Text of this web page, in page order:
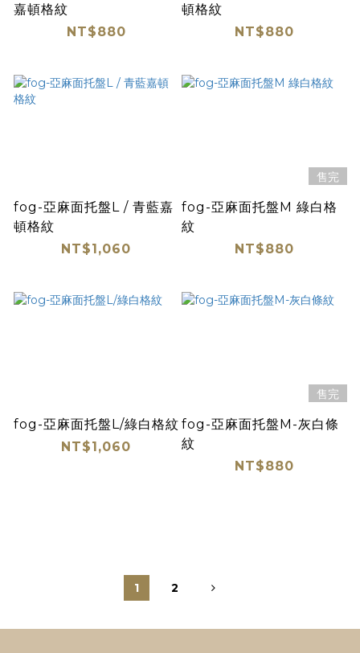
嘉頓格紋
NT$880
頓格紋
NT$880
fog-亞麻面托盤L / 青藍嘉
頓格紋
NT$1,060
售完
fog-亞麻面托盤M 綠白格
紋
NT$880
fog-亞麻面托盤L/綠白格紋
NT$1,060
售完
fog-亞麻面托盤M-灰白條
紋
NT$880
1 2